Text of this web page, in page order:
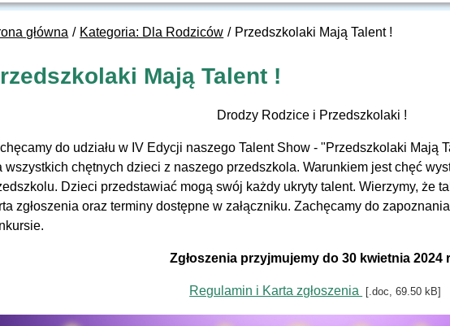
główna Kategoria: Dla Rodziców Przedszkolaki Mają Talent !
Mają Talent !
Drodzy Rodzice i Przedszkolaki !
do udziału w IV Edycji naszego Talent Show - "Przedszkolaki Mają
wszystkich chętnych dzieci z naszego przedszkola. Warunkiem jest chęć
Dzieci przedstawiać mogą swój każdy ukryty talent. Wierzymy, że
zgłoszenia oraz terminy dostępne w załączniku. Zachęcamy do
Zgłoszenia przyjmujemy do 30 kwietnia 2024
Regulamin i Karta zgłoszenia [.doc, 69.50 kB]